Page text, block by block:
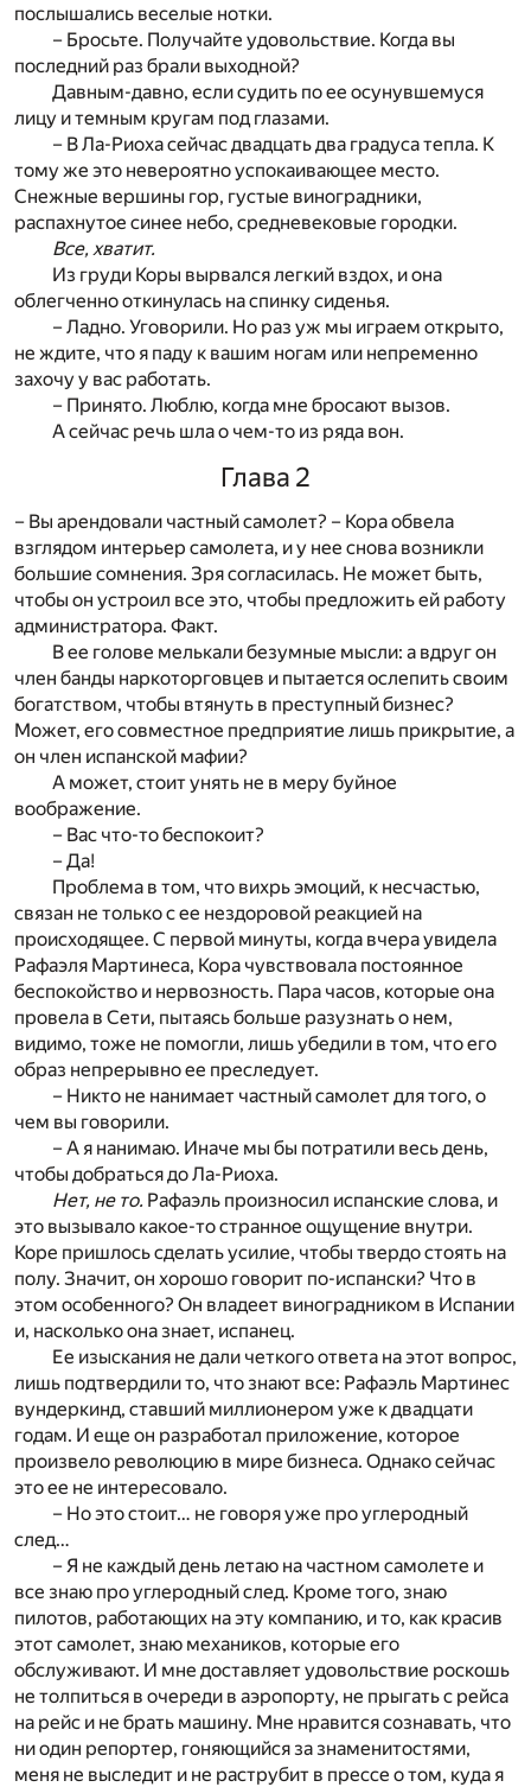
послышались веселые нотки.
– Бросьте. Получайте удовольствие. Когда вы
последний раз брали выходной?
Давным-давно, если судить по ее осунувшемуся
лицу и темным кругам под глазами.
– В Ла-Риоха сейчас двадцать два градуса тепла. К
тому же это невероятно успокаивающее место.
Снежные вершины гор, густые виноградники,
распахнутое синее небо, средневековые городки.
Все, хватит.
Из груди Коры вырвался легкий вздох, и она
облегченно откинулась на спинку сиденья.
– Ладно. Уговорили. Но раз уж мы играем открыто,
не ждите, что я паду к вашим ногам или непременно
захочу у вас работать.
– Принято. Люблю, когда мне бросают вызов.
А сейчас речь шла о чем-то из ряда вон.
Глава 2
– Вы арендовали частный самолет? – Кора обвела
взглядом интерьер самолета, и у нее снова возникли
большие сомнения. Зря согласилась. Не может быть,
чтобы он устроил все это, чтобы предложить ей работу
администратора. Факт.
В ее голове мелькали безумные мысли: а вдруг он
член банды наркоторговцев и пытается ослепить своим
богатством, чтобы втянуть в преступный бизнес?
Может, его совместное предприятие лишь прикрытие, а
он член испанской мафии?
А может, стоит унять не в меру буйное
воображение.
– Вас что-то беспокоит?
– Да!
Проблема в том, что вихрь эмоций, к несчастью,
связан не только с ее нездоровой реакцией на
происходящее. С первой минуты, когда вчера увидела
Рафаэля Мартинеса, Кора чувствовала постоянное
беспокойство и нервозность. Пара часов, которые она
провела в Сети, пытаясь больше разузнать о нем,
видимо, тоже не помогли, лишь убедили в том, что его
образ непрерывно ее преследует.
– Никто не нанимает частный самолет для того, о
чем вы говорили.
– А я нанимаю. Иначе мы бы потратили весь день,
чтобы добраться до Ла-Риоха.
Нет, не то. Рафаэль произносил испанские слова, и
это вызывало какое-то странное ощущение внутри.
Коре пришлось сделать усилие, чтобы твердо стоять на
полу. Значит, он хорошо говорит по-испански? Что в
этом особенного? Он владеет виноградником в Испании
и, насколько она знает, испанец.
Ее изыскания не дали четкого ответа на этот вопрос,
лишь подтвердили то, что знают все: Рафаэль Мартинес
вундеркинд, ставший миллионером уже к двадцати
годам. И еще он разработал приложение, которое
произвело революцию в мире бизнеса. Однако сейчас
это ее не интересовало.
– Но это стоит… не говоря уже про углеродный
след…
– Я не каждый день летаю на частном самолете и
все знаю про углеродный след. Кроме того, знаю
пилотов, работающих на эту компанию, и то, как красив
этот самолет, знаю механиков, которые его
обслуживают. И мне доставляет удовольствие роскошь
не толпиться в очереди в аэропорту, не прыгать с рейса
на рейс и не брать машину. Мне нравится сознавать, что
ни один репортер, гоняющийся за знаменитостями,
меня не выследит и не раструбит в прессе о том, куда я